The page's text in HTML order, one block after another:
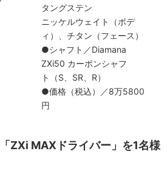
タングステン
ニッケルウェイト（ボデ
ィ）、チタン（フェース）
●シャフト／Diamana
ZXi50 カーボンシャフ
ト（S、SR、R）
●価格（税込）／8万5800
円
「 ZXi MAXドライバー 」を1名様